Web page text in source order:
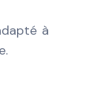
à